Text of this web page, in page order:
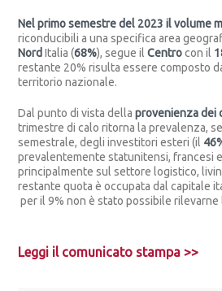
Nel primo semestre del 2023 il volume
riconducibili a una specifica area
Nord Italia (68%), segue ilCentrocon il
restante 20% risulta essere composto
territorio nazionale.
Dal punto di vista dellaprovenienza dei
trimestre di calo ritorna la prevalenza,
semestrale, degli investitori esteri (il
prevalentemente statunitensi, francesi
principalmente sul settore logistico,
restante quota è occupata dal capitale
per il 9% non è stato possibile rilevarne
Leggi il comunicato stampa >>